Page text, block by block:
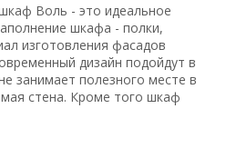
Воль - это идеальное
шкафа - полки,
изготовления фасадов
дизайн подойдут в
занимает полезного месте в
стена. Кроме того шкаф